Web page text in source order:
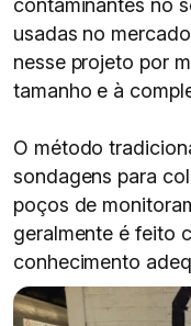
contaminantes no
usadas no
nesse projeto por
tamanho e à
O método
sondagens para
poços de
geralmente é feito
conhecimento